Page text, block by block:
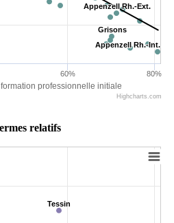
professionnelle initiale
Appenzell Rh.-Int.
Appenzell Rh.-Int.
Appenzell Rh.-Ext.
Appenzell Rh.-Ext.
Grisons
Grisons
60% 80%
Highcharts.com
relatifs
Tessin
Tessin